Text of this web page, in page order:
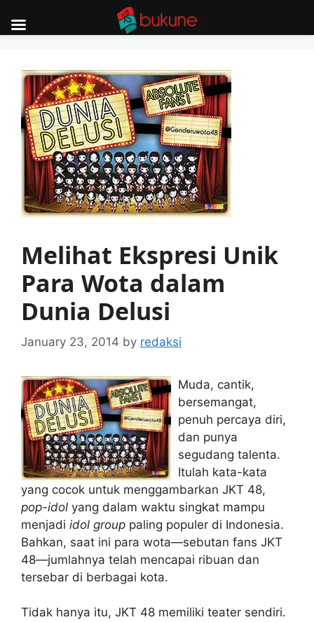
content
Melihat Ekspresi Unik
Para Wota dalam
Dunia Delusi
January 23, 2014 by redaksi
Muda, cantik,
bersemangat,
penuh percaya diri,
dan punya
segudang talenta.
Itulah kata-kata
yang cocok untuk menggambarkan JKT 48,
pop-idol yang dalam waktu singkat mampu
menjadi idol group paling populer di Indonesia.
Bahkan, saat ini para wota—sebutan fans JKT
48—jumlahnya telah mencapai ribuan dan
tersebar di berbagai kota.
Tidak hanya itu, JKT 48 memiliki teater sendiri.